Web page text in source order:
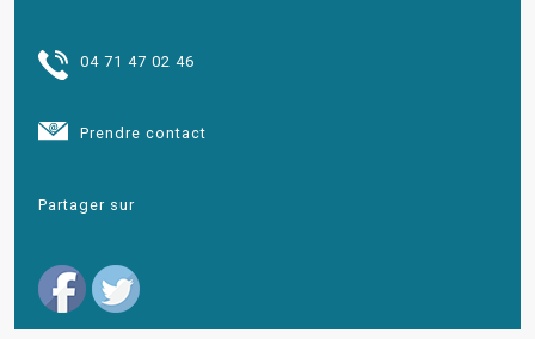
04 71 47 02 46
Prendre contact
Partager sur